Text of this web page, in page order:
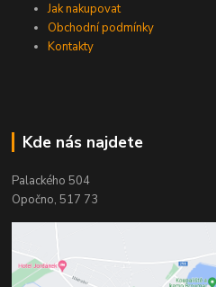
Jak nakupovat
Obchodní podmínky
Kontakty
Kde nás najdete
Palackého 504
Opočno, 517 73